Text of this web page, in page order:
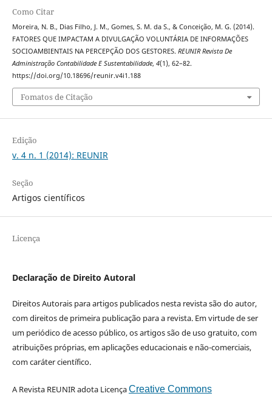
Como Citar
Moreira, N. B., Dias Filho, J. M., Gomes, S. M. da S., & Conceição, M. G. (2014).
FATORES QUE IMPACTAM A DIVULGAÇÃO VOLUNTÁRIA DE INFORMAÇÕES
SOCIOAMBIENTAIS NA PERCEPÇÃO DOS GESTORES. REUNIR Revista De
Administração Contabilidade E Sustentabilidade, 4(1), 62–82.
https://doi.org/10.18696/reunir.v4i1.188
Fomatos de Citação
Edição
v. 4 n. 1 (2014): REUNIR
Seção
Artigos científicos
Licença
Declaração de Direito Autoral
Direitos Autorais para artigos publicados nesta revista são do autor,
com direitos de primeira publicação para a revista. Em virtude de ser
um periódico de acesso público, os artigos são de uso gratuito, com
atribuições próprias, em aplicações educacionais e não-comerciais,
com caráter científico.
A Revista REUNIR adota LicençaCreative Commons